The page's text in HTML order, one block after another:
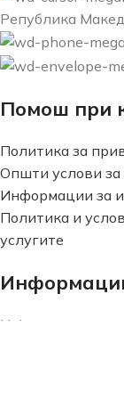
Република
Помош при
Политика за
Општи услови
Информации за
Политика и
услугите
Најчести